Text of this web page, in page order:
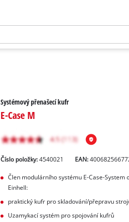
Systémový přenašecí kufr
E-Case M
Číslo položky: 4540021 EAN:
Člen modulárního systému E-Case-System
Einhell:
praktický kufr pro skladování/přepravu
Uzamykací systém pro spojování kufrů